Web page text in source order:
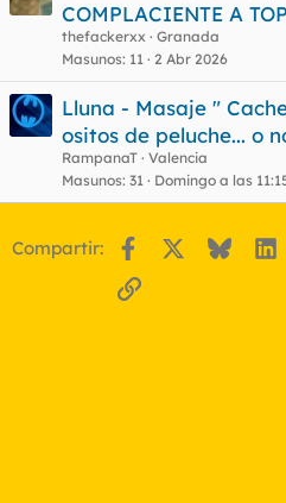
COMPLACIENTE A
thefackerxx Granada
Masunos 11 2 Abr 2026
Lluna - Masaje "
ositos de peluche... o
RampanaT Valencia
Masunos 31 Domingo a las
Compartir: Facebook Bluesky
Enlace